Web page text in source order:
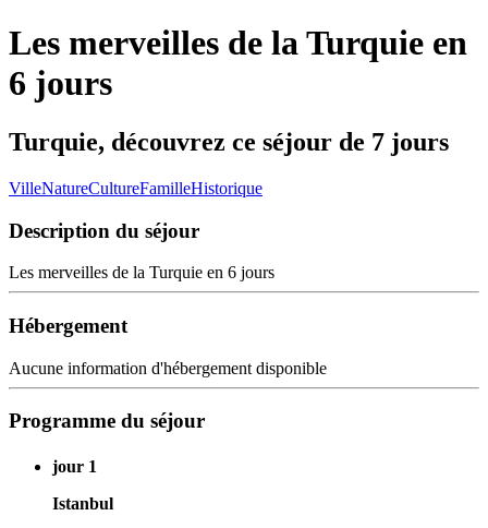
Les merveilles de la Turquie en
6 jours
Turquie, découvrez ce séjour de 7 jours
VilleNatureCultureFamilleHistorique
Description du séjour
Les merveilles de la Turquie en 6 jours
Hébergement
Aucune information d'hébergement disponible
Programme du séjour
jour 1
Istanbul